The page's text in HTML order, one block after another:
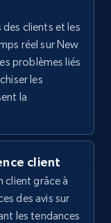
Initial
and more.
and more.
clients et les
réel sur New
problèmes liés
les
la
client
client grâce à
des avis sur
les tendances